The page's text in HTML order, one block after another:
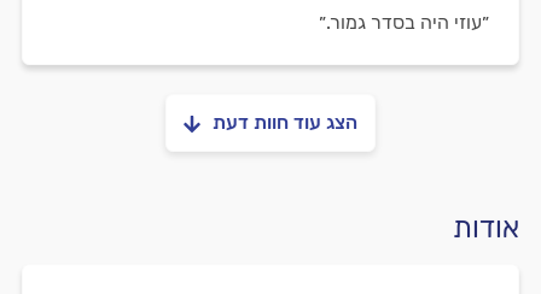
״עוזי היה בסדר גמור.״
הצג עוד חוות דעת
אודות